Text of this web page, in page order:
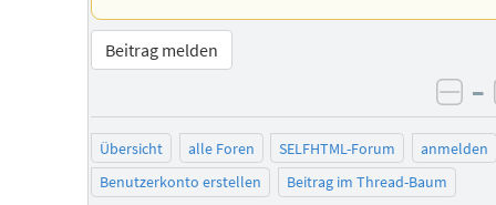
Beitrag melden
–
Übersicht alle Foren SELFHTML-Forum
anmelden
Benutzerkonto erstellen
Beitrag im Thread-Baum